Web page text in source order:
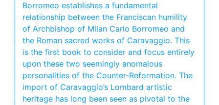
Borromeo establishes a fundamental
relationship between the Franciscan humility
of Archbishop of Milan Carlo Borromeo and
the Roman sacred works of Caravaggio. This
is the first book to consider and focus entirely
upon these two seemingly anomalous
personalities of the Counter-Reformation. The
import of Caravaggio’s Lombard artistic
heritage has long been seen as pivotal to the